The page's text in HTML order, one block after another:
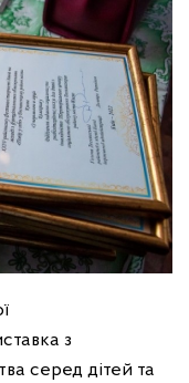
з
серед дітей та